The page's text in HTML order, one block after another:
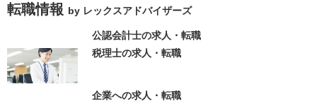
転職情報 by レックスアドバイザーズ
公認会計士の求人・転職
税理士の求人・転職
企業への求人・転職